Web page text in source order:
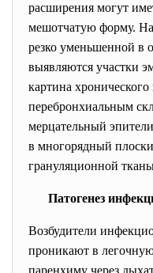
расширения могут
мешотчатую форму.
резко уменьшенной в
выявляются участки
картина хронического
перебронхиальным
мерцательный
в многорядный
грануляционной
Патогенез
Возбудители
проникают в
паренхиму через